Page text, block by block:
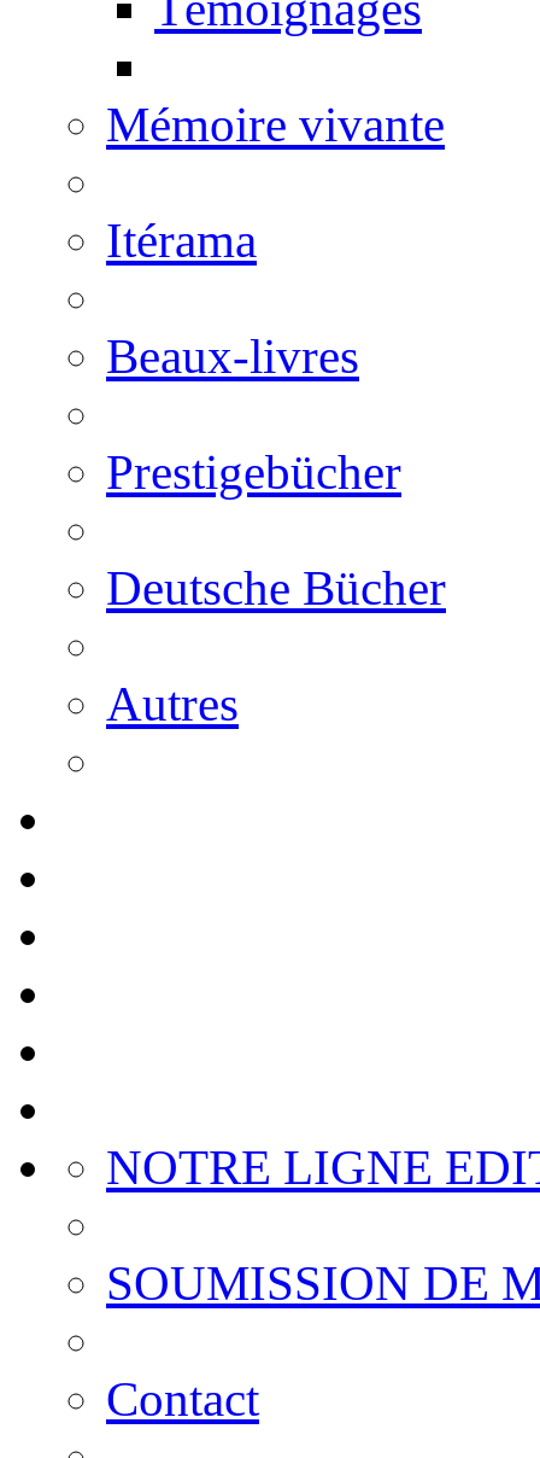
Mémoire vivante
Itérama
Beaux-livres
Prestigebücher
Deutsche Bücher
Autres
NOTRE LIGNE
SOUMISSION DE
Contact